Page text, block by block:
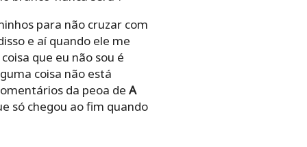
para não cruzar com
e aí quando ele me
que eu não sou é
coisa não está
da peoa de A
só chegou ao fim quando